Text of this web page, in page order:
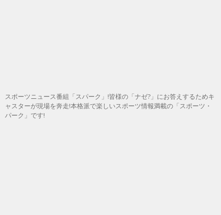
スポーツニュース番組「スパーク」!皆様の「ナゼ?」にお答えするためキ
ャスターが現場を奔走!本格派で楽しいスポーツ情報満載の「スポーツ・
パーク」です!